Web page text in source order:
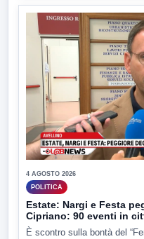
4 AGOSTO 2026
POLITICA
Estate: Nargi e Festa
Cipriano: 90 eventi in
È scontro sulla bontà del